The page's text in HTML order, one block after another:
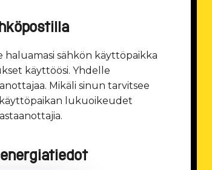
haluamasi sähkön käyttöpaikka
käyttöösi. Yhdelle
Mikäli sinun tarvitsee
käyttöpaikan lukuoikeudet